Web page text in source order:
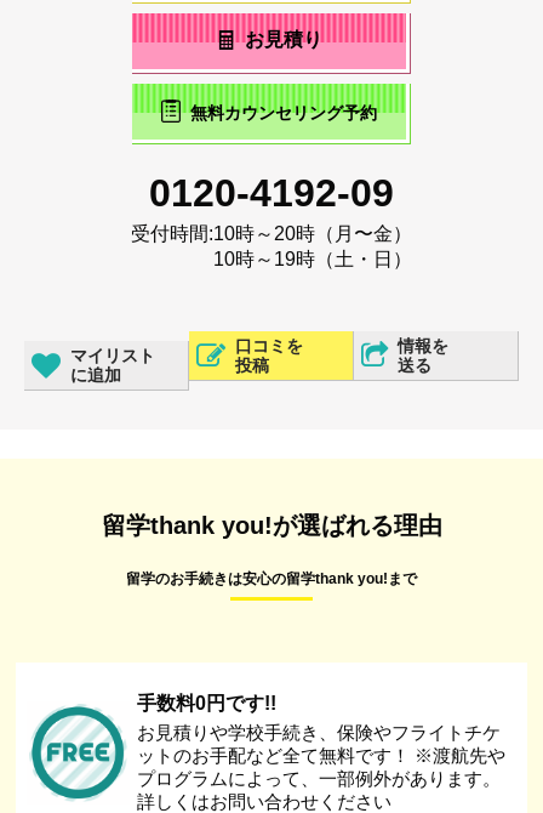
お見積り
無料カウンセリング予約
0120-4192-09
受付時間:10時～20時（月〜金）
10時～19時（土・日）
マイリスト
に追加
口コミを
投稿
情報を
送る
留学thank you!が選ばれる理由
留学のお手続きは安心の留学thank you!まで
手数料0円です!!
お見積りや学校手続き、保険やフライトチケ
ットのお手配など全て無料です！ ※渡航先や
プログラムによって、一部例外があります。
詳しくはお問い合わせください